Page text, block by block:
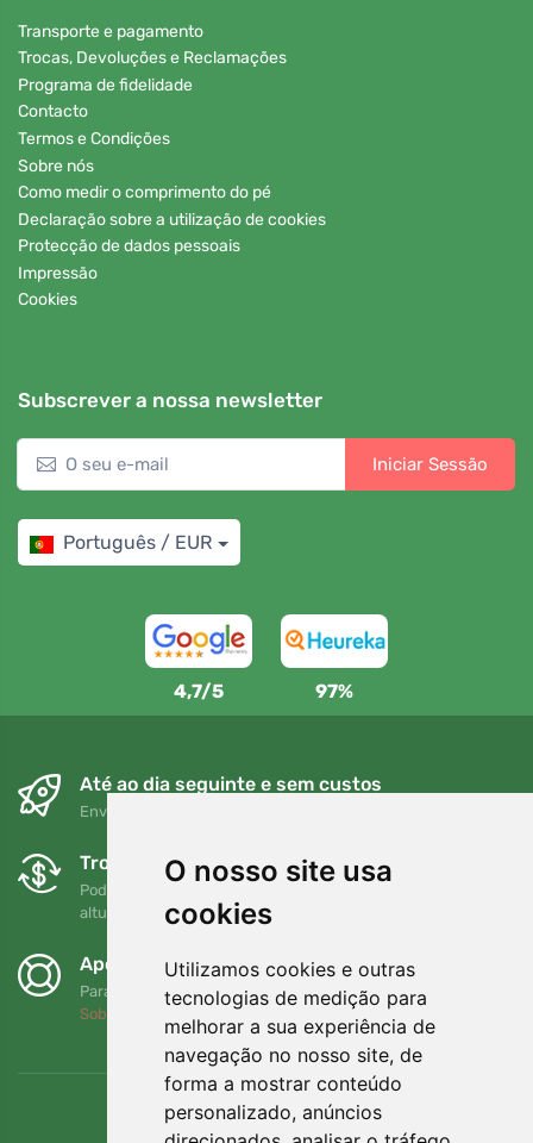
O nosso site usa
cookies
Utilizamos cookies e outras
tecnologias de medição para
melhorar a sua experiência de
navegação no nosso site, de
forma a mostrar conteúdo
personalizado, anúncios
Transporte e pagamento
Trocas, Devoluções e Reclamações
Programa de fidelidade
Contacto
Termos e Condições
Sobre nós
Como medir o comprimento do pé
Declaração sobre a utilização de cookies
Protecção de dados pessoais
Impressão
Cookies
Subscrever a nossa newsletter
Iniciar Sessão
Português / EUR
4,7/5 97%
Até ao dia seguinte e sem custos
Envio gratuito para encomendas superiores a 80 EUR
Trocas e devoluções gratuitas
Pode devolver ou trocar a sua encomenda em qualquer
altura no prazo de 90 dias
Apoiamos a Trees.org
Para cada encomenda plantamos uma árvore! Leia mais
Sobre nós